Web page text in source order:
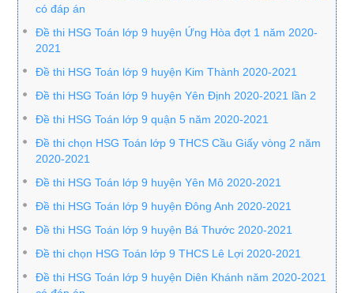
có đáp án
Đề thi HSG Toán lớp 9 huyện Ứng Hòa đợt 1 năm 2020-
2021
Đề thi HSG Toán lớp 9 huyện Kim Thành 2020-2021
Đề thi HSG Toán lớp 9 huyện Yên Định 2020-2021 lần 2
Đề thi HSG Toán lớp 9 quận 5 năm 2020-2021
Đề thi chọn HSG Toán lớp 9 THCS Cầu Giấy vòng 2 năm
2020-2021
Đề thi HSG Toán lớp 9 huyện Yên Mô 2020-2021
Đề thi HSG Toán lớp 9 huyện Đông Anh 2020-2021
Đề thi HSG Toán lớp 9 huyện Bá Thước 2020-2021
Đề thi chọn HSG Toán lớp 9 THCS Lê Lợi 2020-2021
Đề thi HSG Toán lớp 9 huyện Diên Khánh năm 2020-2021